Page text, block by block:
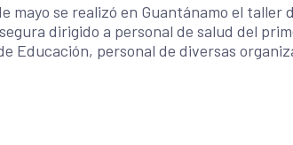
mayo se realizó en Guantánamo el
dirigido a personal de salud del
Educación, personal de diversas